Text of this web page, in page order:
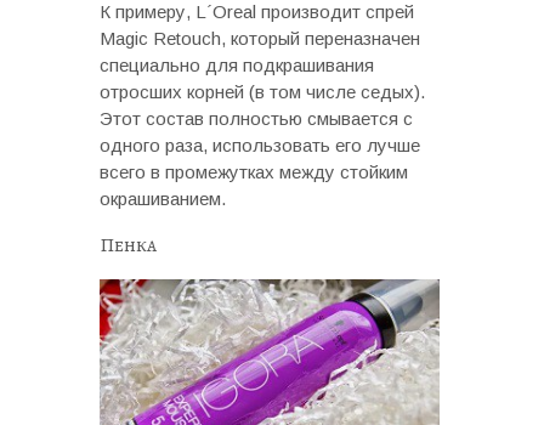
К примеру, L´Oreal производит спрей
Magic Retouch, который переназначен
специально для подкрашивания
отросших корней (в том числе седых).
Этот состав полностью смывается с
одного раза, использовать его лучше
всего в промежутках между стойким
окрашиванием.
Пенка